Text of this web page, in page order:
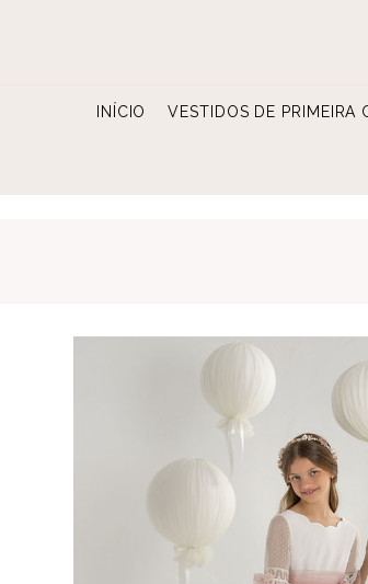
INÍCIO VESTIDOS DE PRIMEIRA